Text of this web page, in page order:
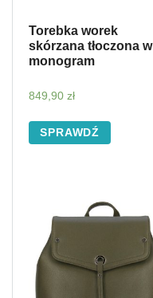
Torebka worek
skórzana tłoczona w
monogram
849,90 zł
SPRAWDŹ